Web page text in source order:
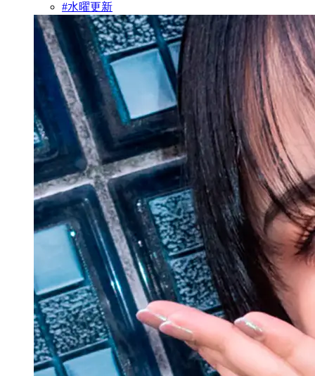
#水曜更新